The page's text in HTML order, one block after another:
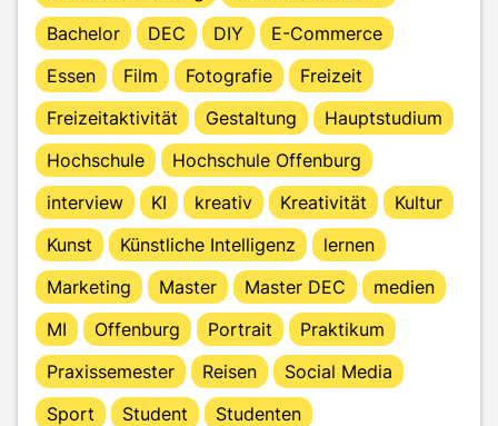
Bachelor
DEC DIY
E-Commerce
Essen
Film Fotografie
Freizeit
Freizeitaktivität
Gestaltung
Hauptstudium
Hochschule
Hochschule Offenburg
interview
KI kreativ Kreativität
Kultur
Kunst
Künstliche Intelligenz
lernen
Marketing
Master Master DEC
medien
MI
Offenburg Portrait
Praktikum
Praxissemester
Reisen
Social Media
Sport
Student
Studenten